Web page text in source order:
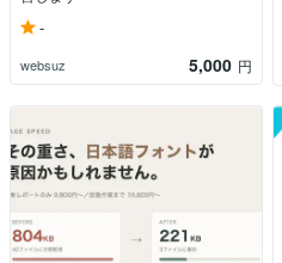
-
websuz 5,000 円